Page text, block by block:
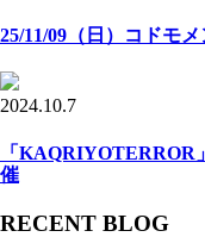
25/11/09（日）コドモ
2024.10.7
「KAQRIYOTERROR
催
RECENT BLOG